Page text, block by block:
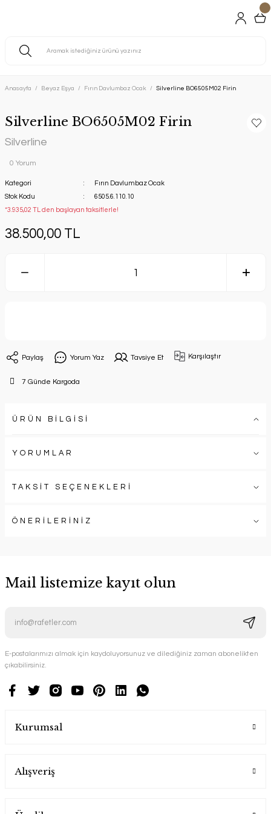
Anasayfa Beyaz Eşya Fırın Davlumbaz Ocak Silverline BO6505M02 Firin
Silverline BO6505M02 Firin
Silverline
0 Yorum
Kategori
Fırın Davlumbaz Ocak
Stok Kodu
6505.6.110.10
*3.935,02 TL den başlayan taksitlerle!
38.500,00 TL
Paylaş Yorum Yaz Tavsiye Et Karşılaştır
7 Günde Kargoda
ÜRÜN BİLGİSİ
YORUMLAR
TAKSİT SEÇENEKLERİ
ÖNERİLERİNİZ
Mail listemize kayıt olun
E-postalarımızı almak için kaydoluyorsunuz ve dilediğiniz zaman abonelikten
çıkabilirsiniz.
Kurumsal
Alışveriş